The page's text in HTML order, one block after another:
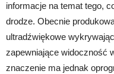
informacje na temat tego,
drodze. Obecnie
ultradźwiękowe
zapewniające widoczność
znaczenie ma jednak